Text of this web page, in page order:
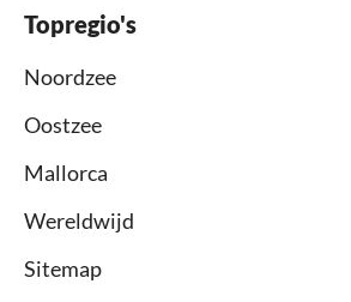
Topregio's
Noordzee
Oostzee
Mallorca
Wereldwijd
Sitemap